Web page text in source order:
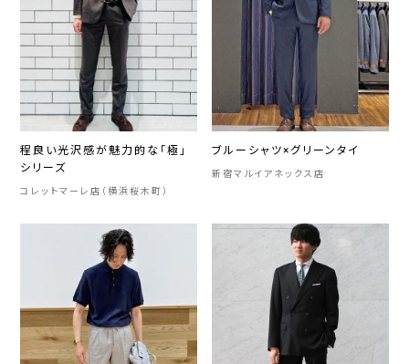
程良い光沢感が魅力的な「極」
シリーズ
コレットマーレ店（横浜桜木町）
ブルーシャツ×グリーンタイ
新宿マルイアネックス店